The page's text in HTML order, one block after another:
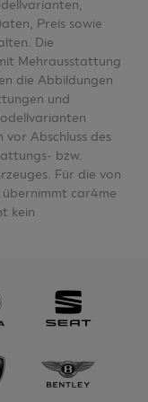
Preis sowie
Die
Mehrausstattung
die Abbildungen
und
Abschluss des
bzw.
Für die von
car4me
kein